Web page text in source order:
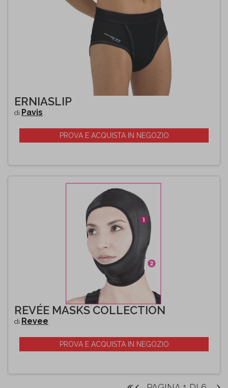
ERNIASLIP
di Pavis
PROVA E ACQUISTA IN NEGOZIO
REVÉE MASKS COLLECTION
di Revee
PROVA E ACQUISTA IN NEGOZIO